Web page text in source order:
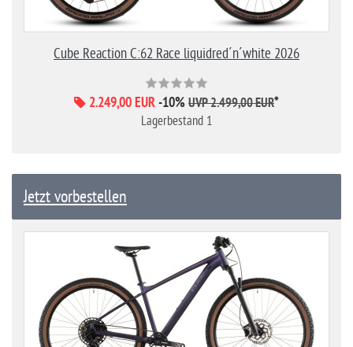
Cube Reaction C:62 Race liquidred´n´white 2026
2.249,00 EUR-10% UVP 2.499,00 EUR*
Lagerbestand 1
Jetzt vorbestellen